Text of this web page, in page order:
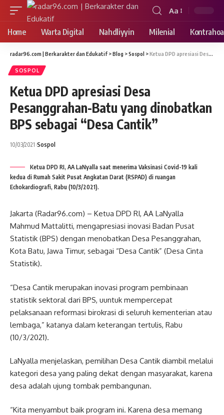
Font
Resizer
Aa
Home Warta Digital Nahdliyyin Milenial
radar96.com | Berkarakter dan Edukatif >Blog >Sospol >Ketua DPD apresiasi Desa Pesanggrahan-Batu yang dinobatkan BPS sebagai “Desa Cantik”
SOSPOL
Ketua DPD apresiasi Desa
Pesanggrahan-Batu yang dinobatkan
BPS sebagai “Desa Cantik”
10/03/2021 Sospol
Ketua DPD RI, AA LaNyalla saat menerima Vaksinasi Covid-19 kali
kedua di Rumah Sakit Pusat Angkatan Darat (RSPAD) di ruangan
Echokardiografi, Rabu (10/3/2021).
Jakarta (Radar96.com) – Ketua DPD RI, AA LaNyalla
Mahmud Mattalitti, mengapresiasi inovasi Badan Pusat
Statistik (BPS) dengan menobatkan Desa Pesanggrahan,
Kota Batu, Jawa Timur, sebagai “Desa Cantik” (Desa Cinta
Statistik).
“Desa Cantik merupakan inovasi program pembinaan
statistik sektoral dari BPS, uuntuk mempercepat
pelaksanaan reformasi birokrasi di seluruh kementerian atau
lembaga,” katanya dalam keterangan tertulis, Rabu
(10/3/2021).
LaNyalla menjelaskan, pemilihan Desa Cantik diambil melalui
kategori desa yang paling dekat dengan masyarakat, karena
desa adalah ujung tombak pembangunan.
“Kita menyambut baik program ini. Karena desa memang